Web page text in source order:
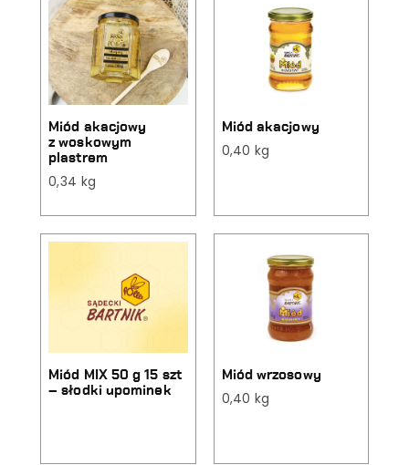
Miód akacjowy
z woskowym
plastrem
0,34 kg
Miód akacjowy
0,40 kg
Miód MIX 50 g 15 szt
– słodki upominek
Miód wrzosowy
0,40 kg